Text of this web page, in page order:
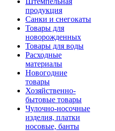
продукция
Санки и снегокаты
Товары для
новорожденных
Товары для воды
Расходные
материалы
Новогодние
товары
Хозяйственно-
бытовые товары
Чулочно-носочные
изделия, платки
носовые, банты